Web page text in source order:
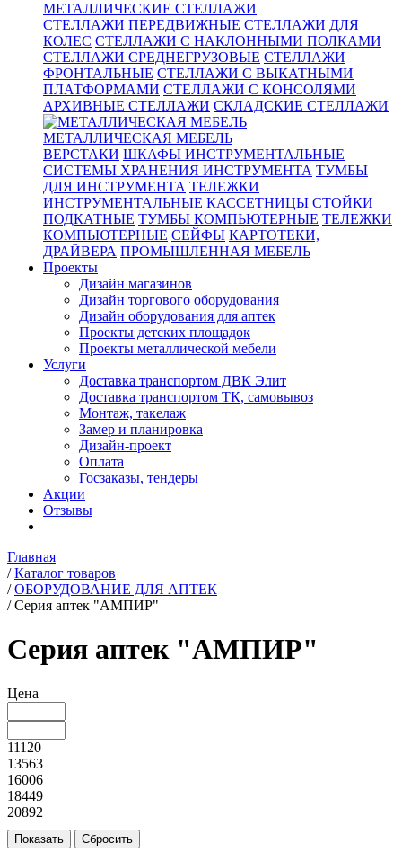
МЕТАЛЛИЧЕСКИЕ СТЕЛЛАЖИ
СТЕЛЛАЖИ ПЕРЕДВИЖНЫЕ СТЕЛЛАЖИ ДЛЯ
КОЛЕС СТЕЛЛАЖИ С НАКЛОННЫМИ ПОЛКАМИ
СТЕЛЛАЖИ СРЕДНЕГРУЗОВЫЕ СТЕЛЛАЖИ
ФРОНТАЛЬНЫЕ СТЕЛЛАЖИ С ВЫКАТНЫМИ
ПЛАТФОРМАМИ СТЕЛЛАЖИ С КОНСОЛЯМИ
АРХИВНЫЕ СТЕЛЛАЖИ СКЛАДСКИЕ СТЕЛЛАЖИ
МЕТАЛЛИЧЕСКАЯ МЕБЕЛЬ
ВЕРСТАКИ ШКАФЫ ИНСТРУМЕНТАЛЬНЫЕ
СИСТЕМЫ ХРАНЕНИЯ ИНСТРУМЕНТА ТУМБЫ
ДЛЯ ИНСТРУМЕНТА ТЕЛЕЖКИ
ИНСТРУМЕНТАЛЬНЫЕ КАССЕТНИЦЫ СТОЙКИ
ПОДКАТНЫЕ ТУМБЫ КОМПЬЮТЕРНЫЕ ТЕЛЕЖКИ
КОМПЬЮТЕРНЫЕ СЕЙФЫ КАРТОТЕКИ,
ДРАЙВЕРА ПРОМЫШЛЕННАЯ МЕБЕЛЬ
Проекты
Дизайн магазинов
Дизайн торгового оборудования
Дизайн оборудования для аптек
Проекты детских площадок
Проекты металлической мебели
Услуги
Доставка транспортом ДВК Элит
Доставка транспортом ТК, самовывоз
Монтаж, такелаж
Замер и планировка
Дизайн-проект
Оплата
Госзаказы, тендеры
Акции
Отзывы
Главная
/ Каталог товаров
/ ОБОРУДОВАНИЕ ДЛЯ АПТЕК
/ Серия аптек "АМПИР"
Серия аптек "АМПИР"
Цена
11120
13563
16006
18449
20892